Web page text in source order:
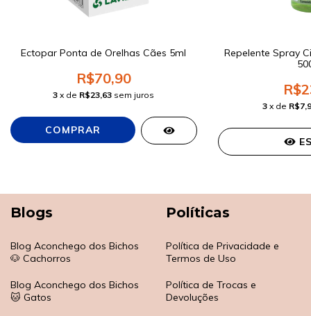
Ectopar Ponta de Orelhas Cães 5ml
R$70,90
3 x de R$23,63 sem juros
Repelente Spray
3 x de
Blogs
Blog Aconchego dos Bichos
🐶 Cachorros
Blog Aconchego dos Bichos
🐱 Gatos
Políticas
Política de Privacidade e
Termos de Uso
Política de Trocas e
Devoluções